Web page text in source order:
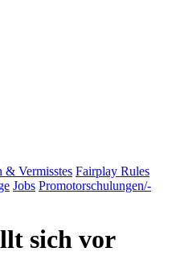
& Vermisstes Fairplay Rules
Jobs Promotorschulungen/-
sich vor